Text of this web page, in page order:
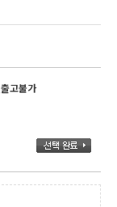
고불가